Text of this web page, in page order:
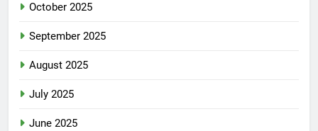
October 2025
September 2025
August 2025
July 2025
June 2025